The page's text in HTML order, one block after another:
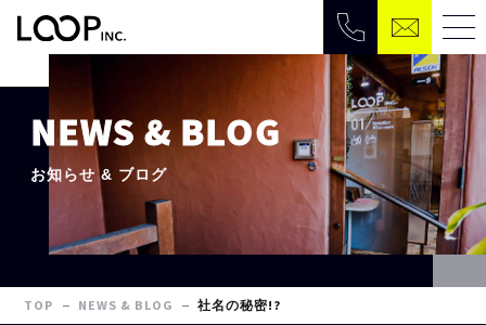
NEWS & BLOG
お知らせ & ブログ
TOP NEWS & BLOG 社名の秘密!?